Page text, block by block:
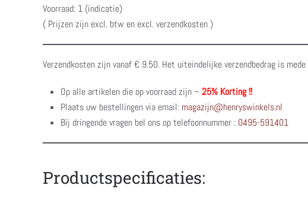
Voorraad: 1 (indicatie)
( Prijzen zijn excl. btw en excl. verzendkosten )
Verzendkosten zijn vanaf € 9.50. Het uiteindelijke verzendbedrag is
Op alle artikelen die op voorraad zijn – 25% Korting !!
Plaats uw bestellingen via email: magazijn@henryswinkels.nl
Bij dringende vragen bel ons op telefoonnummer : 0495-591401
Productspecificaties: